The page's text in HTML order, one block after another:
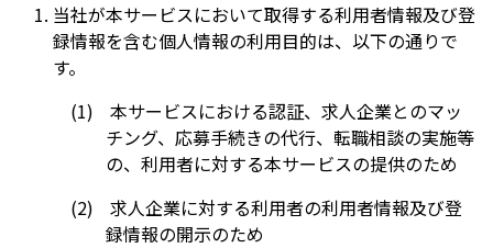
当社が本サービスにおいて取得する利用者情報及び登
録情報を含む個人情報の利用目的は、以下の通りで
す。
本サービスにおける認証、求人企業とのマッ
チング、応募手続きの代行、転職相談の実施等
の、利用者に対する本サービスの提供のため
求人企業に対する利用者の利用者情報及び登
録情報の開示のため